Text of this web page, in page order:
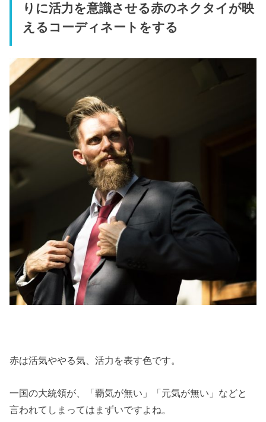
りに活力を意識させる赤のネクタイが映
えるコーディネートをする
赤は活気ややる気、活力を表す色です。
一国の大統領が、「覇気が無い」「元気が無い」などと
言われてしまってはまずいですよね。